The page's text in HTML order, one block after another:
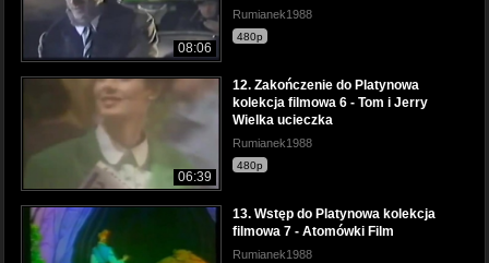
08:06
Rumianek1988
480p
06:39
12. Zakończenie do Platynowa
kolekcja filmowa 6 - Tom i Jerry
Wielka ucieczka
Rumianek1988
480p
13. Wstęp do Platynowa kolekcja
filmowa 7 - Atomówki Film
Rumianek1988